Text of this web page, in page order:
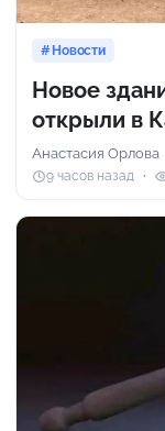
Новости
Новое
открыли в
Анастасия Орлова
9 часов назад